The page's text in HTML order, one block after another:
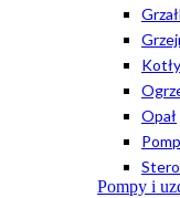
Opał
Pompy i